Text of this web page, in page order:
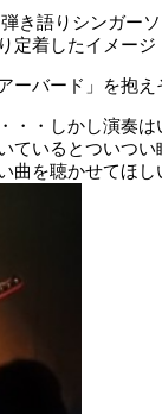
き語りシンガー
定着したイメージ
ーバード」を抱
・・しかし演奏
ているとついつ
曲を聴かせてほし